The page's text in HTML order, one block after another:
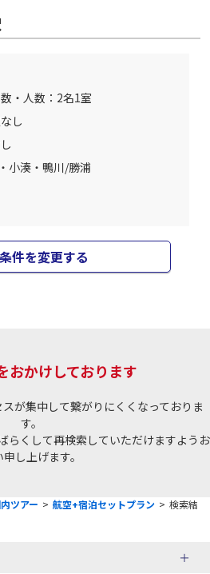
・人数：2名1室
し
小湊・鴨川/勝浦
件を変更する
おかけしております
が集中して繋がりにくくなっておりま
す。
らくして再検索していただけますようお
し上げます。
ツアー > 航空+宿泊セットプラン > 検索結